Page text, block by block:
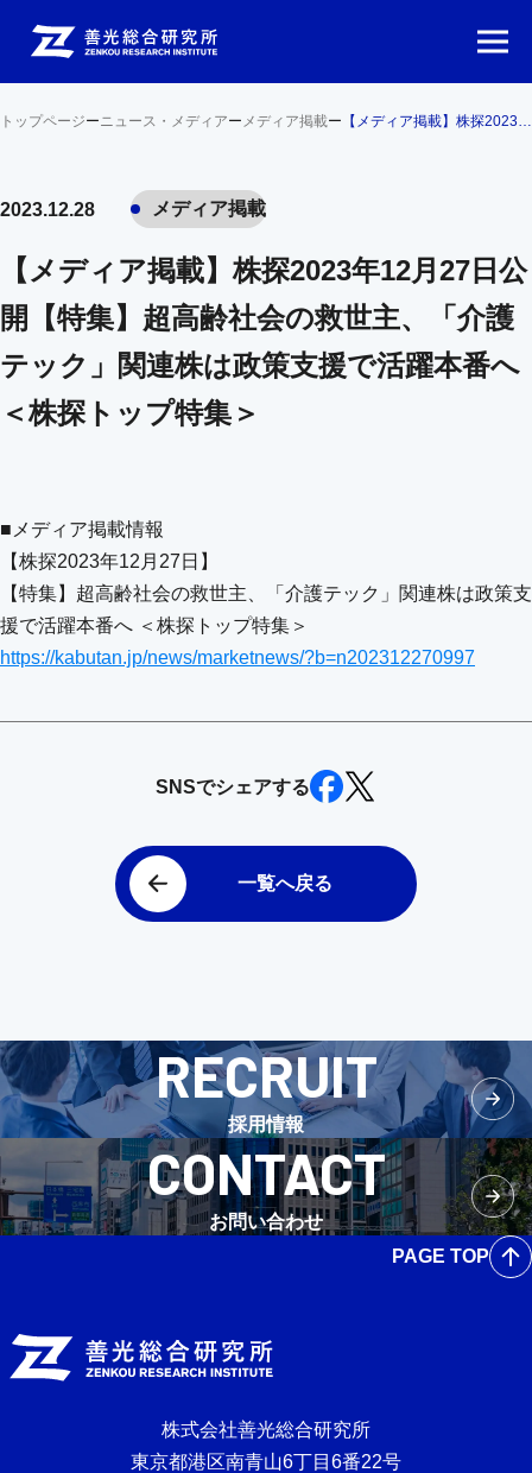
トップページーニュース・メディアー メディア掲載ー 【メディア掲載】株探2023年12月27日公開【特集】超高齢社会の救世主、「介護テック」関連株は政策支援で活躍本番へ ＜株探トップ特集＞
2023.12.28 メディア掲載
【メディア掲載】株探2023年12月27日公
開【特集】超高齢社会の救世主、「介護
テック」関連株は政策支援で活躍本番へ
＜株探トップ特集＞
■メディア掲載情報
【株探2023年12月27日】
【特集】超高齢社会の救世主、「介護テック」関連株は政策支
援で活躍本番へ ＜株探トップ特集＞
https://kabutan.jp/news/marketnews/?b=n202312270997
SNSでシェアする
一覧へ戻る
RECRUIT
採用情報
CONTACT
お問い合わせ
PAGE TOP
株式会社善光総合研究所
東京都港区南青山6丁目6番22号